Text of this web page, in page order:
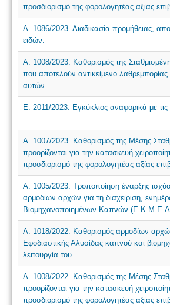
προσδιορισμό της φορολογητέας αξίας
Α. 1086/2023. Διαδικασία προμήθειας,
ειδών.
Α. 1008/2023. Καθορισμός της
που αποτελούν αντικείμενο
αυτών.
Ε. 2011/2023. Εγκύκλιος αναφορικά με
Α. 1007/2023. Καθορισμός της Μέσης
προορίζονται για την κατασκευή
προσδιορισμό της φορολογητέας αξίας
Α. 1005/2023. Τροποποίηση έναρξης
αρμοδίων αρχών για τη διαχείριση,
Βιομηχανοποιημένων Καπνών (Ε.Κ.Μ.Ε.Α.)
Α. 1018/2022. Καθορισμός αρμοδίων
Εφοδιαστικής Αλυσίδας καπνού και
λειτουργία του.
Α. 1008/2022. Καθορισμός της Μέσης
προορίζονται για την κατασκευή
προσδιορισμό της φορολογητέας αξίας